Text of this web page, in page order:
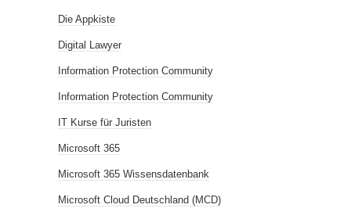
Die Appkiste
Digital Lawyer
Information Protection Community
Information Protection Community
IT Kurse für Juristen
Microsoft 365
Microsoft 365 Wissensdatenbank
Microsoft Cloud Deutschland (MCD)